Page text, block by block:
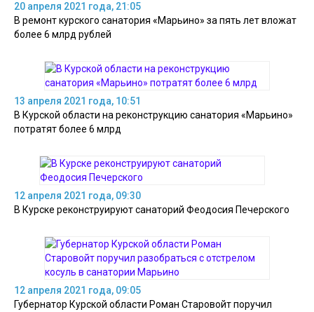
20 апреля 2021 года, 21:05
В ремонт курского санатория «Марьино» за пять лет вложат
более 6 млрд рублей
13 апреля 2021 года, 10:51
В Курской области на реконструкцию санатория «Марьино»
потратят более 6 млрд
12 апреля 2021 года, 09:30
В Курске реконструируют санаторий Феодосия Печерского
12 апреля 2021 года, 09:05
Губернатор Курской области Роман Старовойт поручил